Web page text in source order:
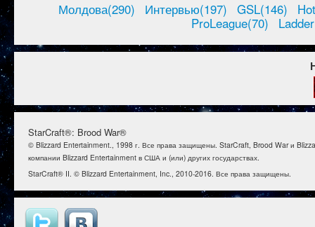
Молдова(290) Интервью(197) GSL(146)
ProLeague(70)
StarCraft®: Brood War®
© Blizzard Entertainment., 1998 г. Все права защищены. StarCraft, Brood War и
компании Blizzard Entertainment в США и (или) других государствах.
StarCraft® II. © Blizzard Entertainment, Inc., 2010-2016. Все права защищены.